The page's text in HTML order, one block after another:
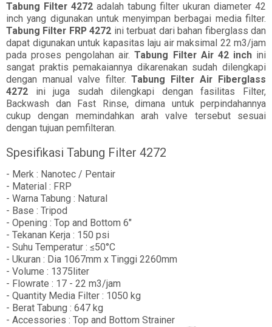
Tabung Filter 4272 adalah tabung filter ukuran diameter 42
inch yang digunakan untuk menyimpan berbagai media filter.
Tabung Filter FRP 4272 ini terbuat dari bahan fiberglass dan
dapat digunakan untuk kapasitas laju air maksimal 22 m3/jam
pada proses pengolahan air.Tabung Filter Air 42 inchini
sangat praktis pemakaiannya dikarenakan sudah dilengkapi
dengan manual valve filter.Tabung Filter Air Fiberglass
4272 ini juga sudah dilengkapi dengan fasilitas Filter,
Backwash dan Fast Rinse, dimana untuk perpindahannya
cukup dengan memindahkan arah valve tersebut sesuai
dengan tujuan pemfilteran.
Spesifikasi Tabung Filter 4272
- Merk : Nanotec / Pentair
- Material : FRP
- Warna Tabung : Natural
- Base : Tripod
- Opening : Top and Bottom 6"
- Tekanan Kerja : 150 psi
- Suhu Temperatur : ≤50°C
- Ukuran : Dia 1067mm x Tinggi 2260mm
- Volume : 1375liter
- Flowrate : 17 - 22 m3/jam
- Quantity Media Filter : 1050 kg
- Berat Tabung : 647 kg
- Accessories : Top and Bottom Strainer